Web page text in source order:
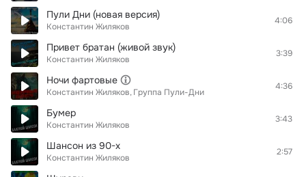
Пули Дни (новая версия)
Константин Жиляков
4:06
Привет братан (живой звук)
Константин Жиляков
3:39
Ночи фартовые
Константин Жиляков Группа Пули-Дни
4:36
Бумер
Константин Жиляков
3:43
Шансон из 90-х
Константин Жиляков
2:57